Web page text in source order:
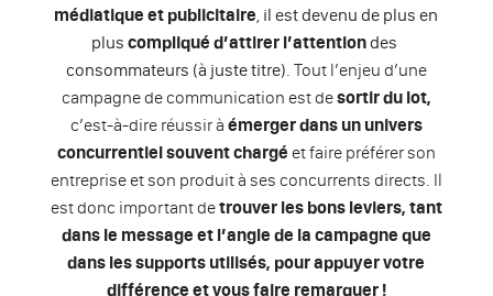
médiatique et publicitaire, il est devenu de plus en
pluscompliqué d’attirer l’attentiondes
consommateurs (à juste titre). Tout l’enjeu d’une
campagne de communication est desortir du lot,
c’est-à-dire réussir à émerger dans un univers
concurrentiel souvent chargé et faire préférer son
entreprise et son produit à ses concurrents directs. Il
est donc important detrouver les bons leviers, tant
dans le message et l’angle de la campagne que
dans les supports utilisés, pour appuyer votre
différence et vous faire remarquer !